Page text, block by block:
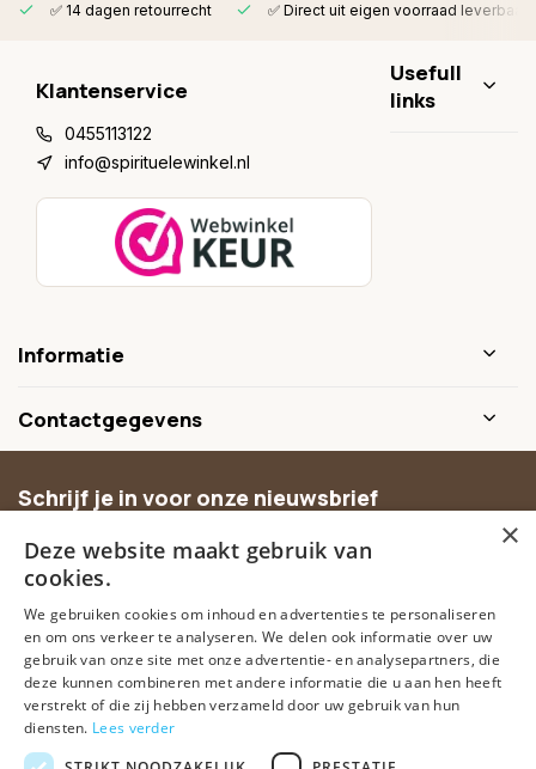
✅ 14 dagen retourrecht ✅ Direct uit eigen voorraad leverbaar
Klantenservice
0455113122
info@spirituelewinkel.nl
Usefull
links
Informatie
Contactgegevens
Schrijf je in voor onze nieuwsbrief
aanbiedingen.
Abonneer
×
Deze website maakt gebruik van
cookies.
We gebruiken cookies om inhoud en advertenties te personaliseren
en om ons verkeer te analyseren. We delen ook informatie over uw
gebruik van onze site met onze advertentie- en analysepartners, die
deze kunnen combineren met andere informatie die u aan hen heeft
verstrekt of die zij hebben verzameld door uw gebruik van hun
diensten. Lees verder